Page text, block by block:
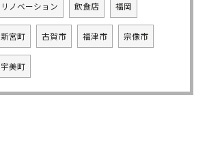
リノベーション 飲食店 福岡
新宮町 古賀市 福津市 宗像市
宇美町